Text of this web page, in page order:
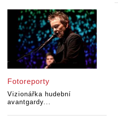
Fotoreporty
Vizionářka hudební
avantgardy...